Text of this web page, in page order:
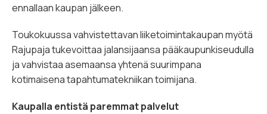
ennallaan kaupan jälkeen.
Toukokuussa vahvistettavan liiketoimintakaupan myötä
Rajupaja tukevoittaa jalansijaansa pääkaupunkiseudulla
ja vahvistaa asemaansa yhtenä suurimpana
kotimaisena tapahtumatekniikan toimijana.
Kaupalla entistä paremmat palvelut